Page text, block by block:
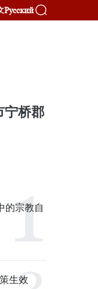
Русский
宁桥郡
的宗教自
生效